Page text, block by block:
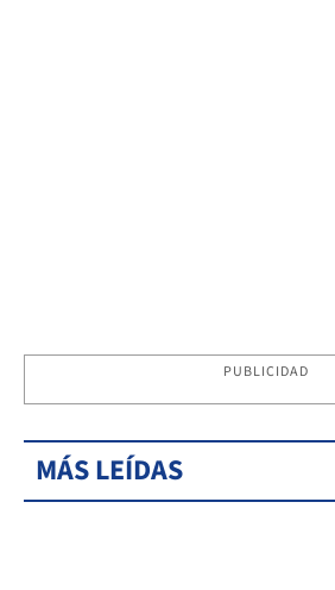
PUBLICIDAD
MÁS LEÍDAS